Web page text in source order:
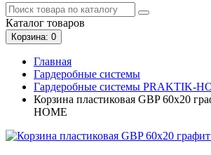
Каталог товаров
Корзина: 0
Главная
Гардеробные системы
Гардеробные системы PRAKTIK-
Корзина пластиковая GBP 60х20
HOME